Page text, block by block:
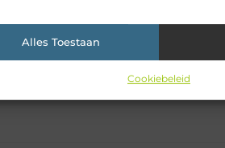
Alles Toestaan
Cookiebeleid